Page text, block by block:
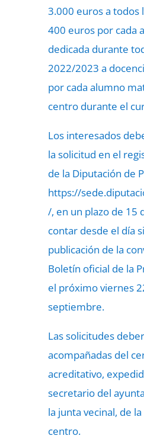
3.000 euros a todos
400 euros por cada
dedicada durante
2022/2023 a
por cada alumno
centro durante el
Los interesados
la solicitud en el
de la Diputación de
https://
/, en un plazo de 15
contar desde el día
publicación de la
Boletín oficial de la
el próximo viernes
septiembre.
Las solicitudes
acompañadas del
acreditativo,
secretario del
la junta vecinal, de
centro.